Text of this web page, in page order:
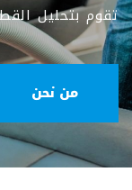
تقوم بتحليل
من نحن